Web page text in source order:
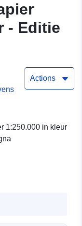
- Editie
Actions
1:250.000 in kleur